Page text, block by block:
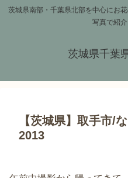
茨城県南部・千葉県北部を中心にお
写真で紹介
茨城県千葉
【茨城県】取手市/
2013